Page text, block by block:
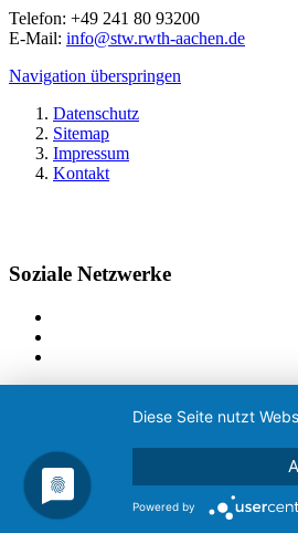
Telefon: +49 241 80 93200
E-Mail: info@stw.rwth-aachen.de
Navigation überspringen
Datenschutz
Sitemap
Impressum
Kontakt
Soziale Netzwerke
Diese Seite nutzt
Powered by